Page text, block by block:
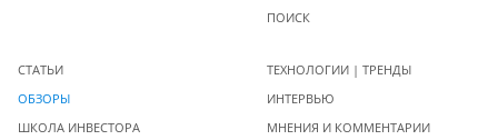
ПОИСК
СТАТЬИ
ОБЗОРЫ
ШКОЛА ИНВЕСТОРА
ТЕХНОЛОГИИ | ТРЕНДЫ
ИНТЕРВЬЮ
МНЕНИЯ И КОММЕНТАРИИ